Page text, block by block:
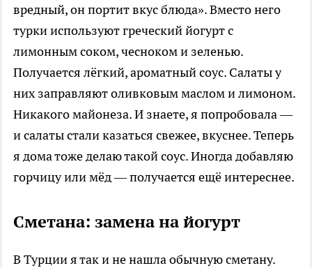
вредный, он портит вкус блюда». Вместо него
турки используют греческий йогурт с
лимонным соком, чесноком и зеленью.
Получается лёгкий, ароматный соус. Салаты у
них заправляют оливковым маслом и лимоном.
Никакого майонеза. И знаете, я попробовала —
и салаты стали казаться свежее, вкуснее. Теперь
я дома тоже делаю такой соус. Иногда добавляю
горчицу или мёд — получается ещё интереснее.
Сметана: замена на йогурт
В Турции я так и не нашла обычную сметану.